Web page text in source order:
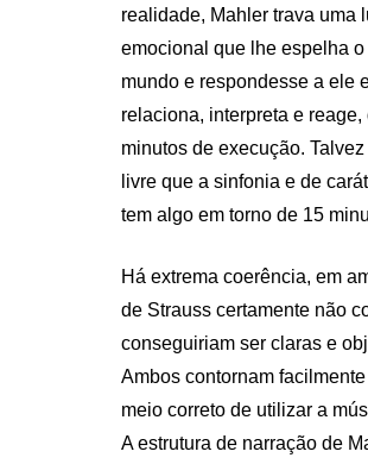
realidade, Mahler trava uma
emocional que lhe espelha
mundo e respondesse a ele
relaciona, interpreta e
minutos de execução.
livre que a sinfonia e de
tem algo em torno de 15
Há extrema coerência, em
de Strauss certamente não
conseguiriam ser claras e
Ambos contornam
meio correto de utilizar a
A estrutura de narração de